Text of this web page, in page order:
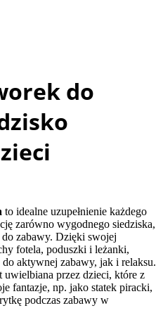
do
to idealne uzupełnienie każdego
zarówno wygodnego siedziska,
zabawy. Dzięki swojej
fotela, poduszki i leżanki,
aktywnej zabawy, jak i relaksu.
uwielbiana przez dzieci, które z
fantazje, np. jako statek piracki,
podczas zabawy w